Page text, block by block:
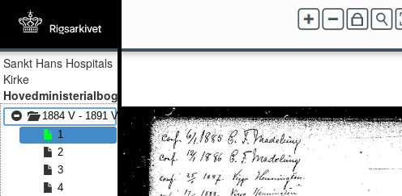
Sankt Hans Hospitals
Kirke
Hovedministerialbog
1884 V - 1891 V
1
2
3
4